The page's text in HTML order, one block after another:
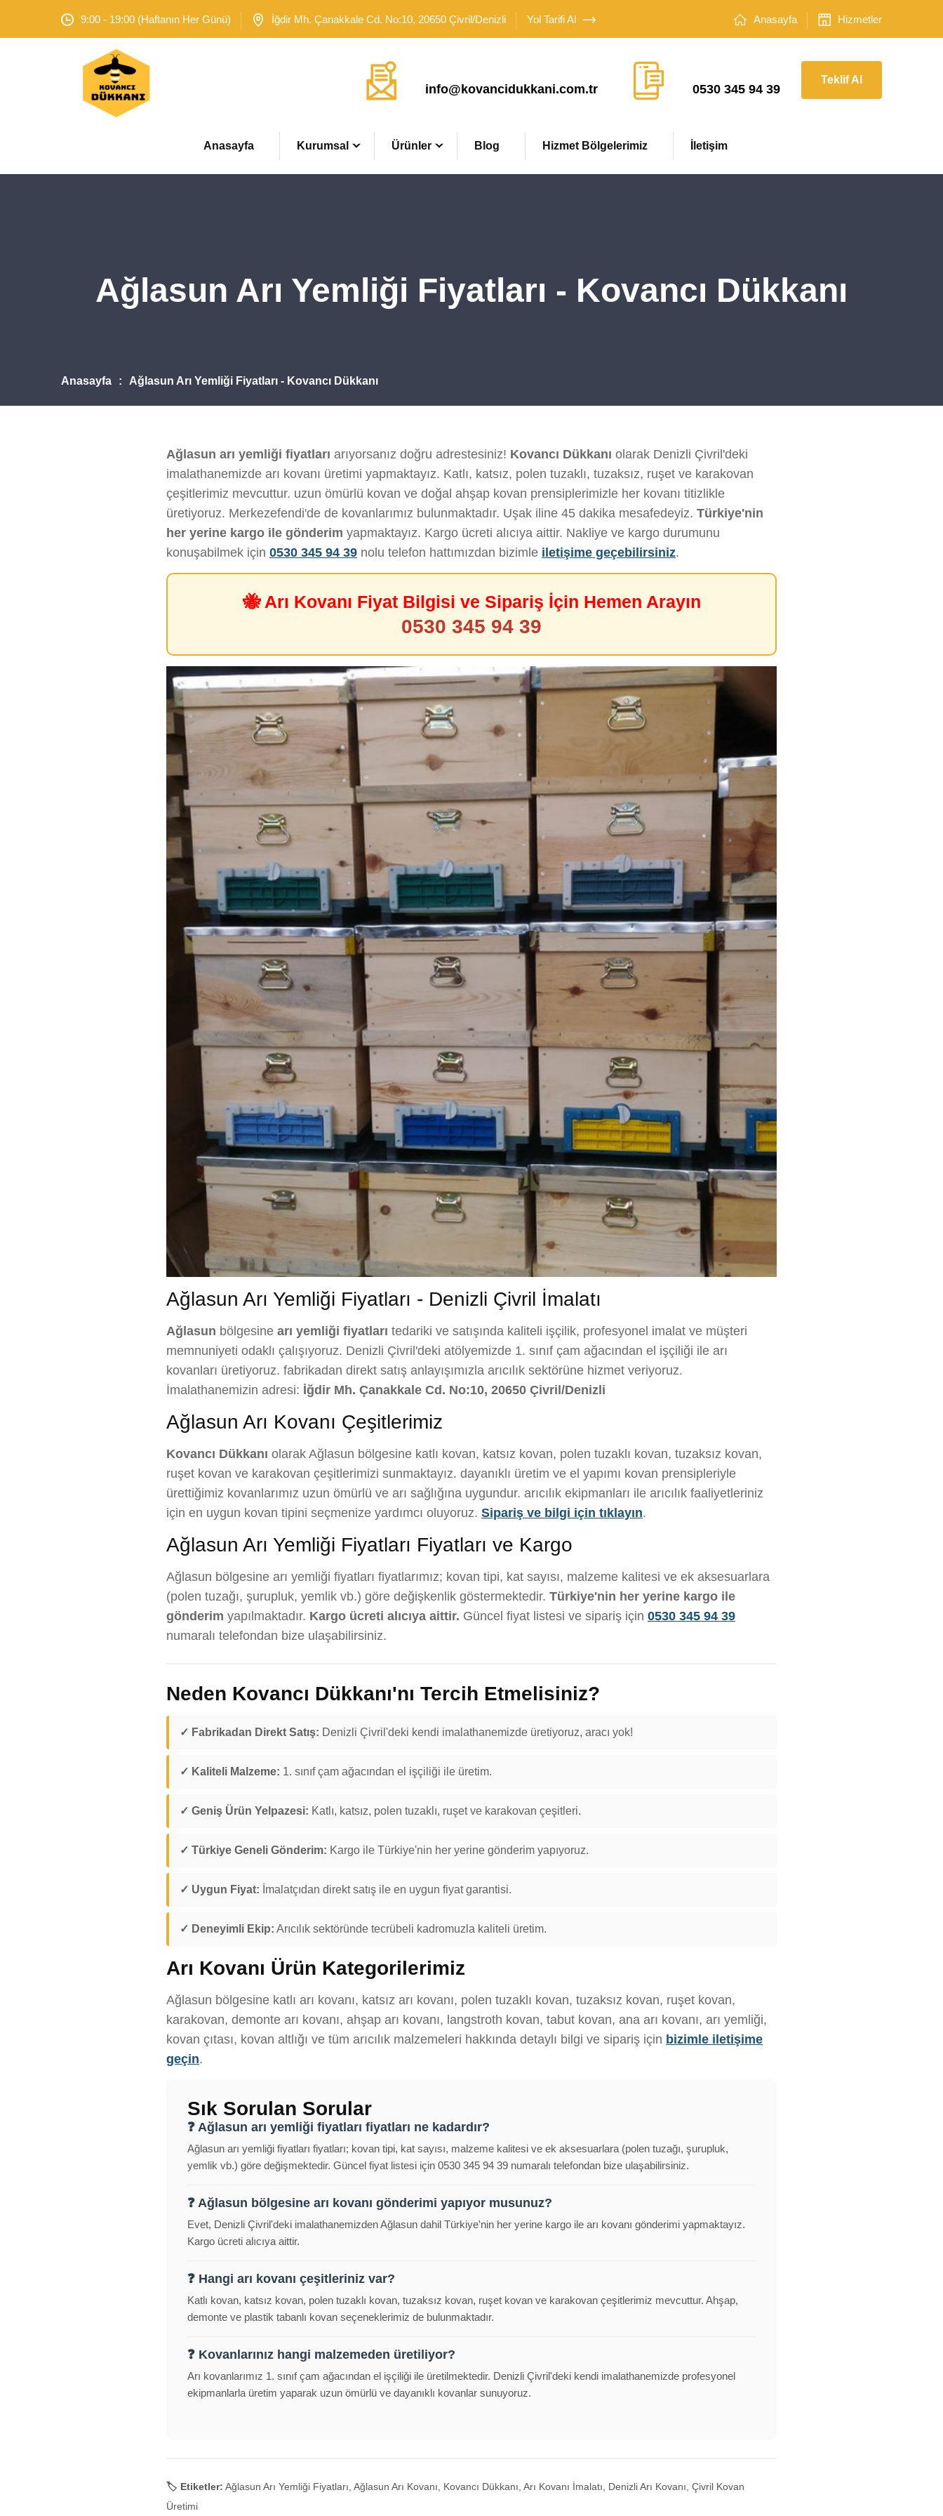
9:00 - 19:00 (Haftanın Her Günü) İğdir Mh. Çanakkale Cd. No:10, 20650 Çivril/Denizli Yol Tarifi Al Anasayfa Hizmetler
info@kovancidukkani.com.tr 0530 345 94 39
Teklif Al
Anasayfa Kurumsal Ürünler Blog Hizmet Bölgelerimiz İletişim
Ağlasun Arı Yemliği Fiyatları - Kovancı Dükkanı
Anasayfa Ağlasun Arı Yemliği Fiyatları - Kovancı Dükkanı
Ağlasun arı yemliği fiyatları arıyorsanız doğru adrestesiniz! Kovancı Dükkanı olarak Denizli Çivril'deki
imalathanemizde arı kovanı üretimi yapmaktayız. Katlı, katsız, polen tuzaklı, tuzaksız, ruşet ve karakovan
çeşitlerimiz mevcuttur. uzun ömürlü kovan ve doğal ahşap kovan prensiplerimizle her kovanı titizlikle
üretiyoruz. Merkezefendi'de de kovanlarımız bulunmaktadır. Uşak iline 45 dakika mesafedeyiz. Türkiye'nin
her yerine kargo ile gönderim yapmaktayız. Kargo ücreti alıcıya aittir. Nakliye ve kargo durumunu
konuşabilmek için 0530 345 94 39 nolu telefon hattımızdan bizimle iletişime geçebilirsiniz.
🐝 Arı Kovanı Fiyat Bilgisi ve Sipariş İçin Hemen Arayın
0530 345 94 39
Ağlasun Arı Yemliği Fiyatları - Denizli Çivril İmalatı
Ağlasun bölgesine arı yemliği fiyatları tedariki ve satışında kaliteli işçilik, profesyonel imalat ve müşteri
memnuniyeti odaklı çalışıyoruz. Denizli Çivril'deki atölyemizde 1. sınıf çam ağacından el işçiliği ile arı
kovanları üretiyoruz. fabrikadan direkt satış anlayışımızla arıcılık sektörüne hizmet veriyoruz.
İmalathanemizin adresi: İğdir Mh. Çanakkale Cd. No:10, 20650 Çivril/Denizli
Ağlasun Arı Kovanı Çeşitlerimiz
Kovancı Dükkanı olarak Ağlasun bölgesine katlı kovan, katsız kovan, polen tuzaklı kovan, tuzaksız kovan,
ruşet kovan ve karakovan çeşitlerimizi sunmaktayız. dayanıklı üretim ve el yapımı kovan prensipleriyle
ürettiğimiz kovanlarımız uzun ömürlü ve arı sağlığına uygundur. arıcılık ekipmanları ile arıcılık faaliyetleriniz
için en uygun kovan tipini seçmenize yardımcı oluyoruz. Sipariş ve bilgi için tıklayın.
Ağlasun Arı Yemliği Fiyatları Fiyatları ve Kargo
Ağlasun bölgesine arı yemliği fiyatları fiyatlarımız; kovan tipi, kat sayısı, malzeme kalitesi ve ek aksesuarlara
(polen tuzağı, şurupluk, yemlik vb.) göre değişkenlik göstermektedir. Türkiye'nin her yerine kargo ile
gönderim yapılmaktadır. Kargo ücreti alıcıya aittir. Güncel fiyat listesi ve sipariş için 0530 345 94 39
numaralı telefondan bize ulaşabilirsiniz.
Neden Kovancı Dükkanı'nı Tercih Etmelisiniz?
✓ Fabrikadan Direkt Satış: Denizli Çivril'deki kendi imalathanemizde üretiyoruz, aracı yok!
✓ Kaliteli Malzeme: 1. sınıf çam ağacından el işçiliği ile üretim.
✓ Geniş Ürün Yelpazesi: Katlı, katsız, polen tuzaklı, ruşet ve karakovan çeşitleri.
✓ Türkiye Geneli Gönderim: Kargo ile Türkiye'nin her yerine gönderim yapıyoruz.
✓ Uygun Fiyat: İmalatçıdan direkt satış ile en uygun fiyat garantisi.
✓ Deneyimli Ekip: Arıcılık sektöründe tecrübeli kadromuzla kaliteli üretim.
Arı Kovanı Ürün Kategorilerimiz
Ağlasun bölgesine katlı arı kovanı, katsız arı kovanı, polen tuzaklı kovan, tuzaksız kovan, ruşet kovan,
karakovan, demonte arı kovanı, ahşap arı kovanı, langstroth kovan, tabut kovan, ana arı kovanı, arı yemliği,
kovan çıtası, kovan altlığı ve tüm arıcılık malzemeleri hakkında detaylı bilgi ve sipariş için bizimle iletişime
geçin.
Sık Sorulan Sorular
❓ Ağlasun arı yemliği fiyatları fiyatları ne kadardır?
Ağlasun arı yemliği fiyatları fiyatları; kovan tipi, kat sayısı, malzeme kalitesi ve ek aksesuarlara (polen tuzağı, şurupluk,
yemlik vb.) göre değişmektedir. Güncel fiyat listesi için 0530 345 94 39 numaralı telefondan bize ulaşabilirsiniz.
❓ Ağlasun bölgesine arı kovanı gönderimi yapıyor musunuz?
Evet, Denizli Çivril'deki imalathanemizden Ağlasun dahil Türkiye'nin her yerine kargo ile arı kovanı gönderimi yapmaktayız.
Kargo ücreti alıcıya aittir.
❓ Hangi arı kovanı çeşitleriniz var?
Katlı kovan, katsız kovan, polen tuzaklı kovan, tuzaksız kovan, ruşet kovan ve karakovan çeşitlerimiz mevcuttur. Ahşap,
demonte ve plastik tabanlı kovan seçeneklerimiz de bulunmaktadır.
❓ Kovanlarınız hangi malzemeden üretiliyor?
Arı kovanlarımız 1. sınıf çam ağacından el işçiliği ile üretilmektedir. Denizli Çivril'deki kendi imalathanemizde profesyonel
ekipmanlarla üretim yaparak uzun ömürlü ve dayanıklı kovanlar sunuyoruz.
🏷️ Etiketler: Ağlasun Arı Yemliği Fiyatları, Ağlasun Arı Kovanı, Kovancı Dükkanı, Arı Kovanı İmalatı, Denizli Arı Kovanı, Çivril Kovan
Üretimi